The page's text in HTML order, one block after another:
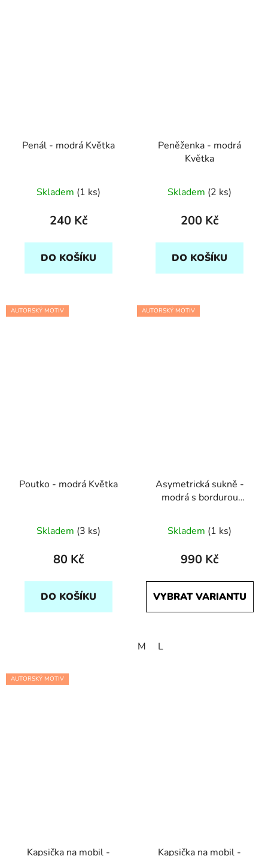
Penál - modrá Květka
Skladem (1 ks)
240 Kč
DO KOŠÍKU
Peněženka - modrá
Květka
Skladem (2 ks)
200 Kč
DO KOŠÍKU
AUTORSKÝ MOTIV
Poutko - modrá Květka
Skladem (3 ks)
80 Kč
DO KOŠÍKU
AUTORSKÝ MOTIV
Asymetrická sukně -
modrá s bordurou
Skladem (1 ks)
990 Kč
VYBRAT VARIANTU
M L
AUTORSKÝ MOTIV
Kapsička na mobil -
Kapsička na mobil -